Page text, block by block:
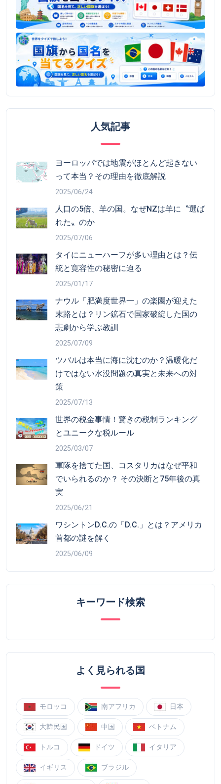
人気記事
ヨーロッパでは地震がほとんど起きない
って本当？その理由を徹底解説
2025/06/24
人口の5倍、羊の国。なぜNZは羊に〝選ば
れた〟のか
2025/07/06
タイにニューハーフが多い理由とは？伝
統と寛容性の秘密に迫る
2025/01/17
ナウル「肥満度世界一」の楽園が迎えた
末路とは？リン鉱石で国家破綻した国の
悲劇から学ぶ教訓
2025/07/09
ツバルは本当に海に沈むのか？温暖化だ
けではない水没問題の真実と未来への対
策
2025/07/13
世界の税金事情！驚きの税制ランキング
とユニークな税ルール
2025/03/07
軍隊を捨てた国、コスタリカはなぜ平和
でいられるのか？ その決断と75年後の真
実
2025/06/21
ワシントンD.C.の「D.C.」とは？アメリカ
首都の謎を解く
2025/06/09
キーワード検索
よく見られる国
モロッコ 南アフリカ 日本
大韓民国 中国 ベトナム
トルコ ドイツ イタリア
イギリス ブラジル